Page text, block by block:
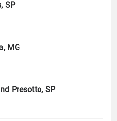
SP
MG
Presotto, SP